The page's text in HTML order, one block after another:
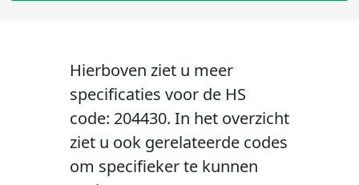
Hierboven ziet u meer
specificaties voor de HS
code: 204430. In het overzicht
ziet u ook gerelateerde codes
om specifieker te kunnen